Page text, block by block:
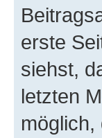
erste
siehst,
letzten